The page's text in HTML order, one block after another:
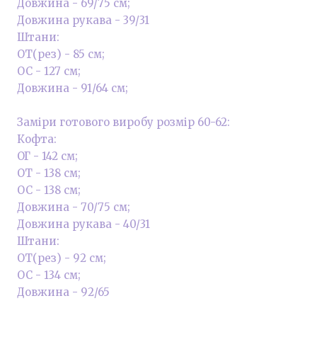
Довжина - 69/75 см;
Довжина рукава - 39/31
Штани:
ОТ(рез) - 85 см;
ОС - 127 см;
Довжина - 91/64 см;
Заміри готового виробу розмір 60-62:
Кофта:
ОГ - 142 см;
ОТ - 138 см;
ОС - 138 см;
Довжина - 70/75 см;
Довжина рукава - 40/31
Штани:
ОТ(рез) - 92 см;
ОС - 134 см;
Довжина - 92/65